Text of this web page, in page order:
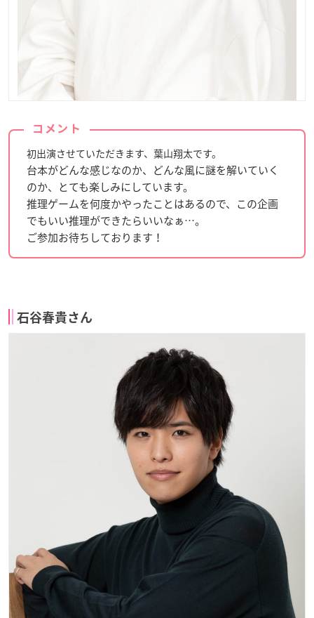
コメント
初出演させていただきます、葉山翔太です。
台本がどんな感じなのか、どんな風に謎を解いていく
のか、とても楽しみにしています。
推理ゲームを何度かやったことはあるので、この企画
でもいい推理ができたらいいなぁ…。
ご参加お待ちしております！
石谷春貴さん